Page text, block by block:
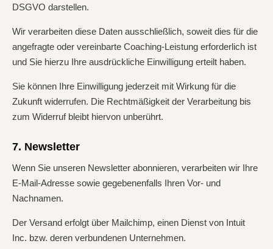
DSGVO darstellen.
Wir verarbeiten diese Daten ausschließlich, soweit dies für die
angefragte oder vereinbarte Coaching-Leistung erforderlich ist
und Sie hierzu Ihre ausdrückliche Einwilligung erteilt haben.
Sie können Ihre Einwilligung jederzeit mit Wirkung für die
Zukunft widerrufen. Die Rechtmäßigkeit der Verarbeitung bis
zum Widerruf bleibt hiervon unberührt.
7. Newsletter
Wenn Sie unseren Newsletter abonnieren, verarbeiten wir Ihre
E-Mail-Adresse sowie gegebenenfalls Ihren Vor- und
Nachnamen.
Der Versand erfolgt über Mailchimp, einen Dienst von Intuit
Inc. bzw. deren verbundenen Unternehmen.